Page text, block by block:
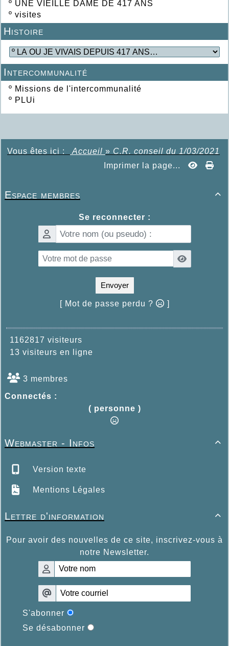
º UNE VIEILLE DAME DE 417 ANS
º visites
Histoire
Intercommunalité
º Missions de l'intercommunalité
º PLUi
Vous êtes ici : Accueil » C.R. conseil du 1/03/2021
Imprimer la page...

Espace membres
Se reconnecter :
Envoyer
[ Mot de passe perdu ? ]
1162817 visiteurs
13 visiteurs en ligne
3 membres
Connectés :
( personne )

Webmaster - Infos
Version texte
Mentions Légales

Lettre d'information
Pour avoir des nouvelles de ce site, inscrivez-vous à
notre Newsletter.
S'abonner
Se désabonner